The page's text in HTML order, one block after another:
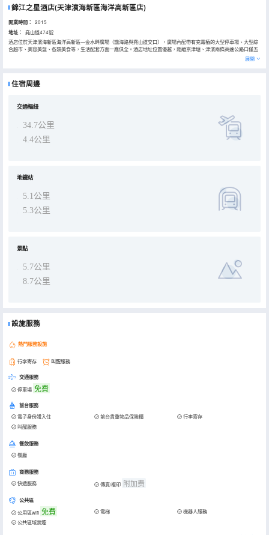
錦江之星酒店(天津濱海新區海洋高新區店)
開業時間： 2015
地址：
堯山道474號
酒店位於天津濱海新區海洋高新區—金水畔廣場（諧海路與堯山道交口），廣場內配帶有充電樁的大型停車場、大型綜
合超市、美容美髮、各類美食等，生活配套方面一應俱全。酒店地址位置優越，距離京津塘、津濱兩條高速公路口僅五
分鐘車程；自駕車10分鐘可到達高鐵濱海西站、天津濱海職業學院、友阿奧特萊斯購物廣場、森林公園等；自駕車15分
鐘可洋貨市場、海河外灘公園等；自駕車20分鐘可到達天津中新生態城、天津方特主題公園、天津航母主題公園、國家
專線等公共交通前往；多條公交線路途經酒店門口，無論自駕還是選擇公交出行均十分方便。 周邊有“中鐵十八局第五
場，自助洗衣房等，是您商務、出遊住宿的理想選擇。 我店全體員工歡迎您的光臨與入住體驗！
展開
住宿周邊
交通樞紐
34.7公里
4.4公里
地鐵站
5.1公里
5.3公里
景點
5.7公里
8.7公里
設施服務
熱門服務設施
行李寄存 叫醒服務
交通服務
停車場 免費
前台服務
電子身份證入住 前台貴重物品保險櫃
行李寄存
叫醒服務
餐飲服務
餐廳
商務服務
快遞服務 傳真/複印 附加费
公共區
公用區wifi 免費 電梯
機器人服務
公共區域禁煙